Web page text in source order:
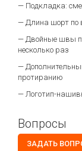
— Подкладка:
— Длина шорт по
— Двойные швы
несколько раз
—
протиранию
— Логотип-
Вопросы
ЗАДАТЬ